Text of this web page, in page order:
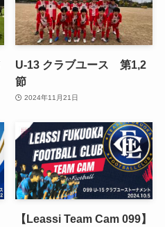
U-13 クラブユース 第1,2
節
2024年11月21日
【Leassi Team Cam 099】